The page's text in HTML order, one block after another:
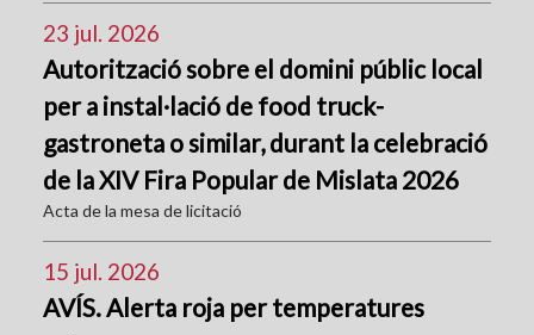
23 jul. 2026
Autorització sobre el domini públic local
per a instal·lació de food truck-
gastroneta o similar, durant la celebració
de la XIV Fira Popular de Mislata 2026
Acta de la mesa de licitació
15 jul. 2026
AVÍS. Alerta roja per temperatures